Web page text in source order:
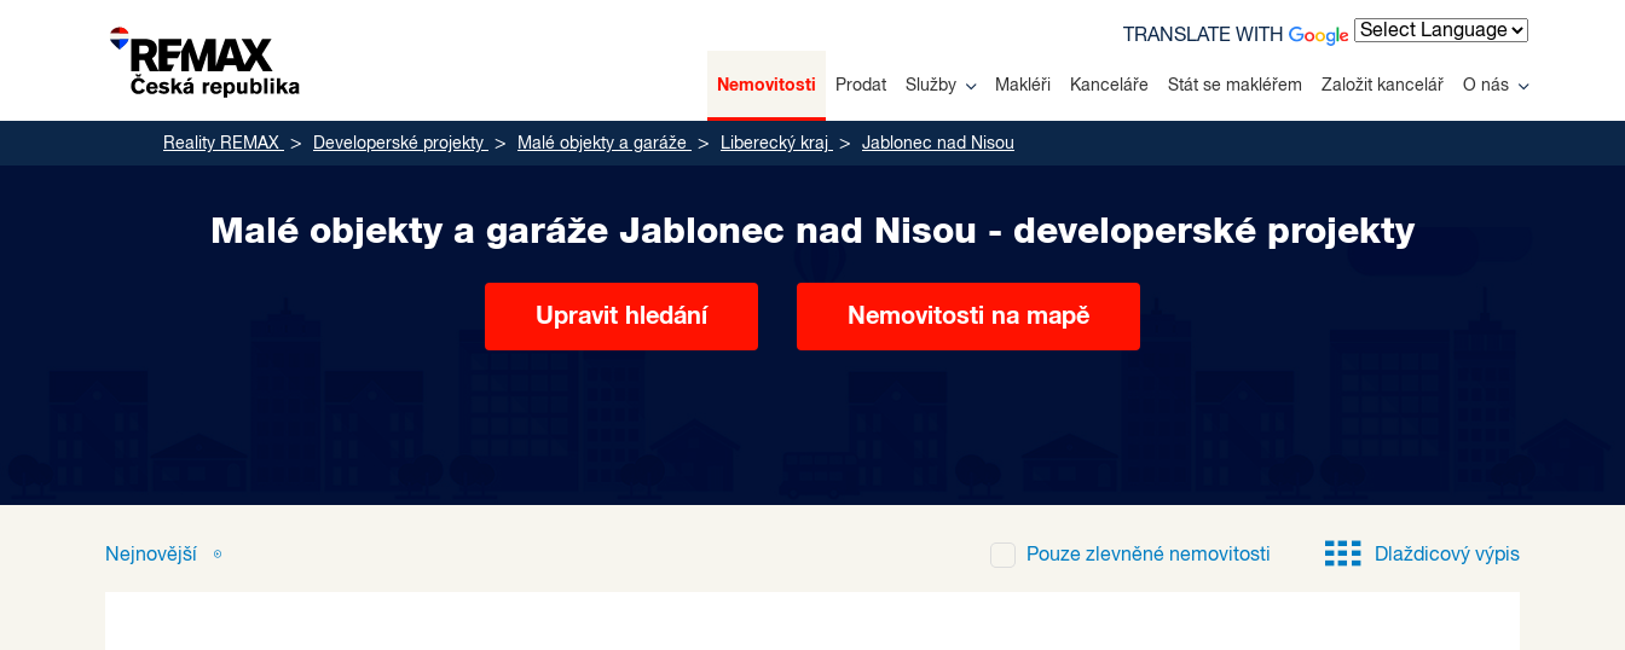
Nemovitosti Prodat Služby Makléři Kanceláře Stát se makléřem Založit kancelář O nás
TRANSLATE WITH
Reality REMAX Developerské projekty Malé objekty a garáže Liberecký kraj Jablonec nad Nisou
Malé objekty a garáže Jablonec nad Nisou - developerské projekty
Upravit hledání Nemovitosti na mapě
Nejnovější Pouze zlevněné nemovitosti Dlaždicový výpis